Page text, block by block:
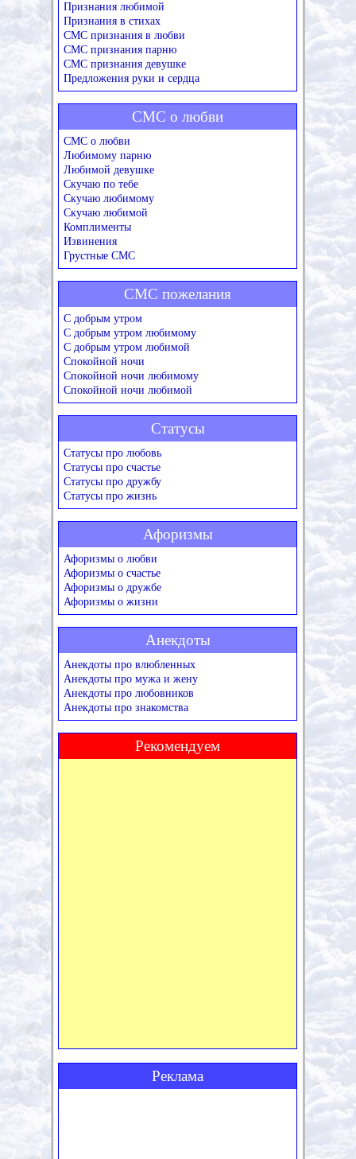
Признания любимой
Признания в стихах
СМС признания в любви
СМС признания парню
СМС признания девушке
Предложения руки и сердца
СМС о любви
СМС о любви
Любимому парню
Любимой девушке
Скучаю по тебе
Скучаю любимому
Скучаю любимой
Комплименты
Извинения
Грустные СМС
СМС пожелания
С добрым утром
С добрым утром любимому
С добрым утром любимой
Спокойной ночи
Спокойной ночи любимому
Спокойной ночи любимой
Статусы
Статусы про любовь
Статусы про счастье
Статусы про дружбу
Статусы про жизнь
Афоризмы
Афоризмы о любви
Афоризмы о счастье
Афоризмы о дружбе
Афоризмы о жизни
Анекдоты
Анекдоты про влюбленных
Анекдоты про мужа и жену
Анекдоты про любовников
Анекдоты про знакомства
Рекомендуем
Реклама